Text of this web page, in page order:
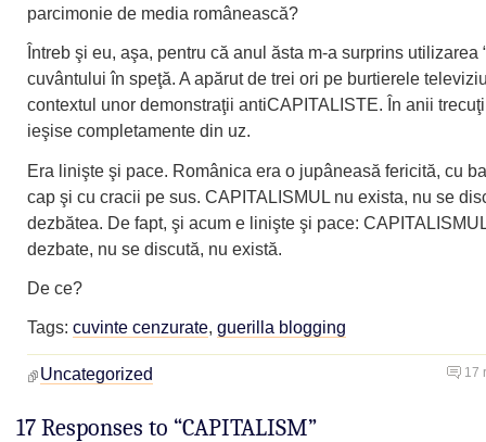
parcimonie de media românească?
Întreb şi eu, aşa, pentru că anul ăsta m-a surprins utilizarea
cuvântului în speţă. A apărut de trei ori pe burtierele
contextul unor demonstraţii antiCAPITALISTE. În anii
ieşise completamente din uz.
Era linişte şi pace. Românica era o jupâneasă fericită, cu
cap şi cu cracii pe sus. CAPITALISMUL nu exista, nu se
dezbătea. De fapt, şi acum e linişte şi pace:
dezbate, nu se discută, nu există.
De ce?
Tags: cuvinte cenzurate, guerilla blogging
17
Uncategorized
17 Responses to “CAPITALISM”